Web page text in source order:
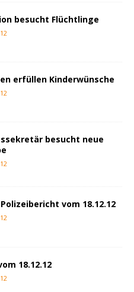
besucht Flüchtlinge
erfüllen Kinderwünsche
besucht neue
vom 18.12.12
18.12.12